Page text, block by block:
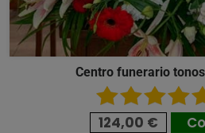
Centro funerario
124,00 €